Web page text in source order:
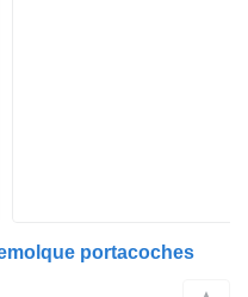
portacoches